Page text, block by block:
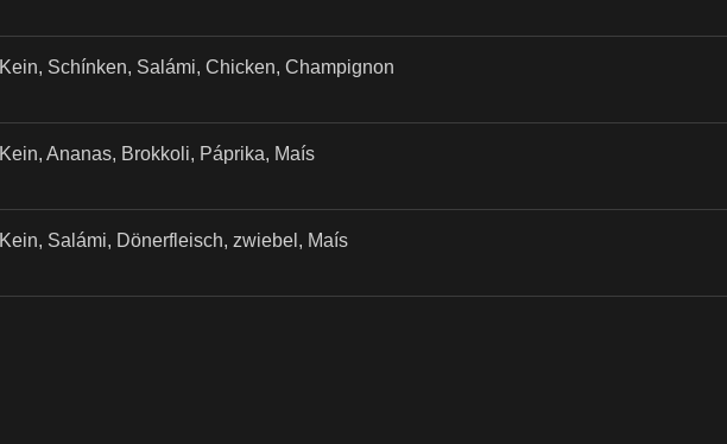
Kein, Schínken, Salámi, Chicken, Champignon
Kein, Ananas, Brokkoli, Páprika, Maís
Kein, Salámi, Dönerfleisch, zwiebel, Maís